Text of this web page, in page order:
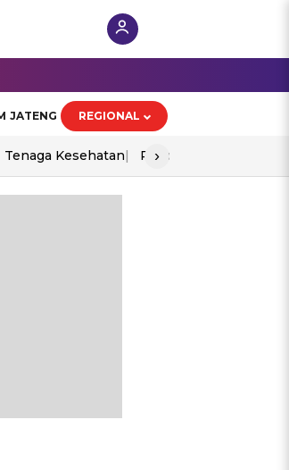
JATENG REGIONAL
Tenaga Kesehatan Piala Aff 2026
›